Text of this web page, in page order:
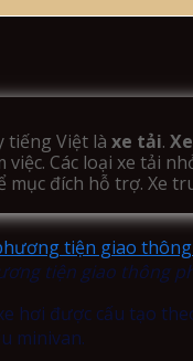
tiếng Việt là xe tải. X
việc. Các loại xe tải
mục đích hỗ trợ. Xe
tiện giao thông
hơi được cấu tạo
minivan.